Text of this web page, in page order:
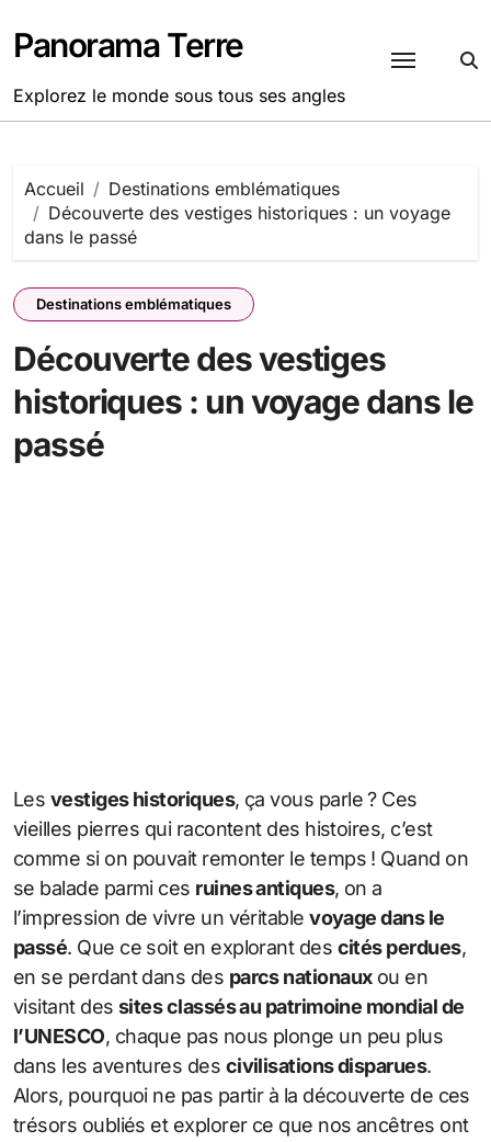
au
contenu
Panorama Terre
Explorez le monde sous tous ses angles
Accueil
Destinations emblématiques
Découverte des vestiges historiques : un voyage
dans le passé
Destinations emblématiques
Découverte des vestiges
historiques : un voyage dans le
passé
Les vestiges historiques, ça vous parle ? Ces
vieilles pierres qui racontent des histoires, c’est
comme si on pouvait remonter le temps ! Quand on
se balade parmi ces ruines antiques, on a
l’impression de vivre un véritablevoyage dans le
passé. Que ce soit en explorant des cités perdues,
en se perdant dans des parcs nationauxou en
visitant des sites classés au patrimoine mondial de
l’UNESCO, chaque pas nous plonge un peu plus
dans les aventures des civilisations disparues.
Alors, pourquoi ne pas partir à la découverte de ces
trésors oubliés et explorer ce que nos ancêtres ont